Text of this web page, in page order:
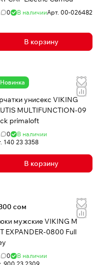
0 В наличииАрт. 00-026482
В корзину
Новинка
сом
унисекс VIKING
MULTIFUNCTION-09
primaloft
0
В наличии
140 23 3358
В корзину
сом
мужские VIKING M
EXPANDER-0800 Full
0
В наличии